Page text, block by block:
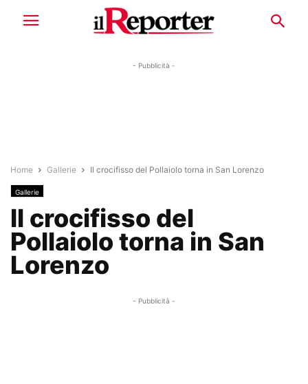
- Pubblicità -
Home Gallerie Il crocifisso del Pollaiolo torna in San Lorenzo
Gallerie
Il crocifisso del
Pollaiolo torna in San
Lorenzo
- Pubblicità -